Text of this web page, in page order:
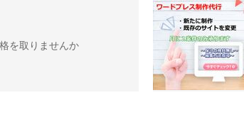
を取りませんか